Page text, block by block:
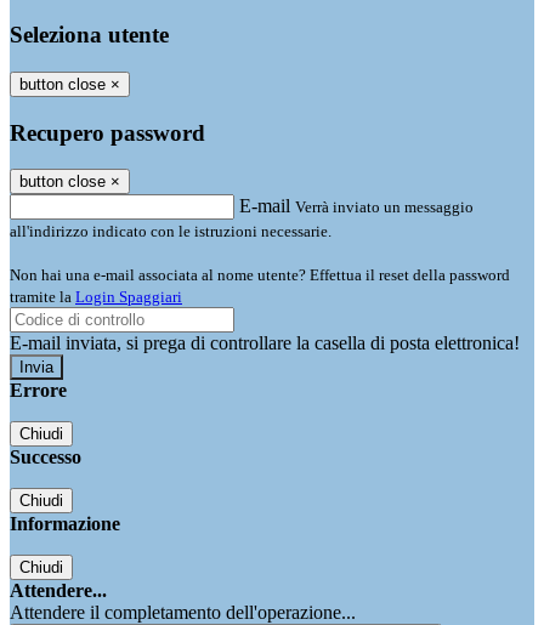
Seleziona utente
button close ×
Recupero password
button close ×
E-mail Verrà inviato un messaggio
all'indirizzo indicato con le istruzioni necessarie.
Non hai una e-mail associata al nome utente? Effettua il reset della password
tramite la Login Spaggiari
E-mail inviata, si prega di controllare la casella di posta elettronica!
Errore
Chiudi
Successo
Chiudi
Informazione
Chiudi
Attendere...
Attendere il completamento dell'operazione...